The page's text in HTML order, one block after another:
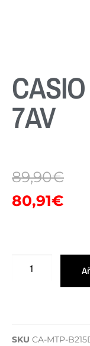
7AV
89,90€
80,91€
SKU CA-MTP-